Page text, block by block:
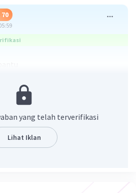
yang telah terverifikasi
Lihat Iklan